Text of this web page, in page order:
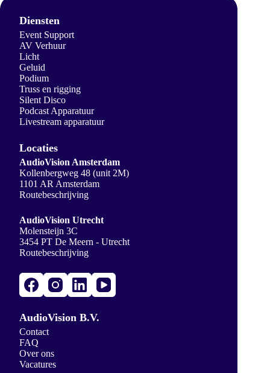
Diensten
Event Support
AV Verhuur
Licht
Geluid
Podium
Truss en rigging
Silent Disco
Podcast Apparatuur
Livestream apparatuur
Locaties
AudioVision Amsterdam
Kollenbergweg 48 (unit 2M)
1101 AR Amsterdam
Routebeschrijving
AudioVision Utrecht
Molensteijn 3C
3454 PT De Meern - Utrecht
Routebeschrijving
AudioVision B.V.
Contact
FAQ
Over ons
Vacatures